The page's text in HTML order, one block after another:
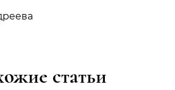
статьи